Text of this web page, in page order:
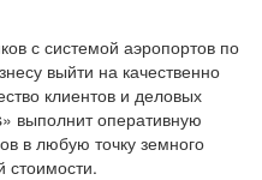
с системой аэропортов по
выйти на качественно
клиентов и деловых
выполнит оперативную
в любую точку земного
стоимости.